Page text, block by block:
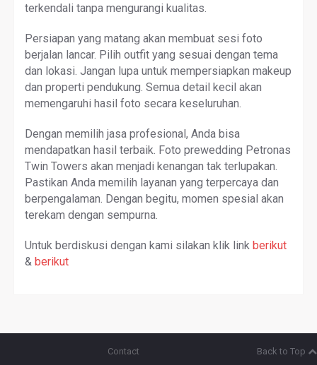
terkendali tanpa mengurangi kualitas.
Persiapan yang matang akan membuat sesi foto
berjalan lancar. Pilih outfit yang sesuai dengan tema
dan lokasi. Jangan lupa untuk mempersiapkan makeup
dan properti pendukung. Semua detail kecil akan
memengaruhi hasil foto secara keseluruhan.
Dengan memilih jasa profesional, Anda bisa
mendapatkan hasil terbaik. Foto prewedding Petronas
Twin Towers akan menjadi kenangan tak terlupakan.
Pastikan Anda memilih layanan yang terpercaya dan
berpengalaman. Dengan begitu, momen spesial akan
terekam dengan sempurna.
Untuk berdiskusi dengan kami silakan klik link berikut
& berikut
Back to Top
Contact